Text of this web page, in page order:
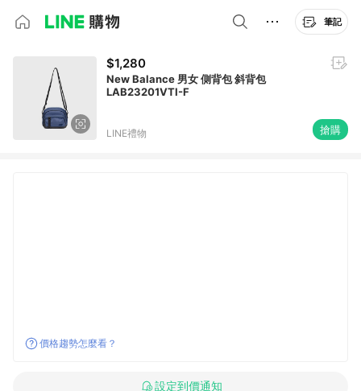
筆記
$1,280
New Balance 男女 側背包 斜背包
LAB23201VTI-F
LINE禮物 搶購
價格趨勢怎麼看？
設定到價通知